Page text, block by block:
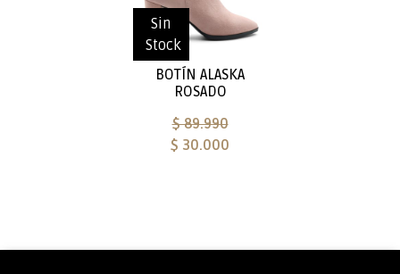
Sin
Stock
BOTÍN ALASKA
ROSADO
$ 89.990
$ 30.000